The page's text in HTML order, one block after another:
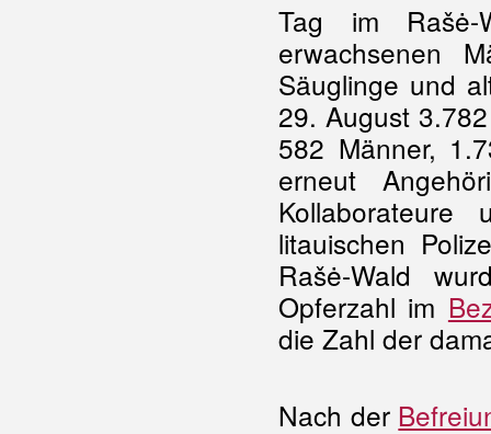
Tag im
erwachsenen
Säuglinge und
29. August
582 Männer,
erneut
Kollaborateure
litauischen
Rašė-Wald
Opferzahl im
die Zahl der
Nach der